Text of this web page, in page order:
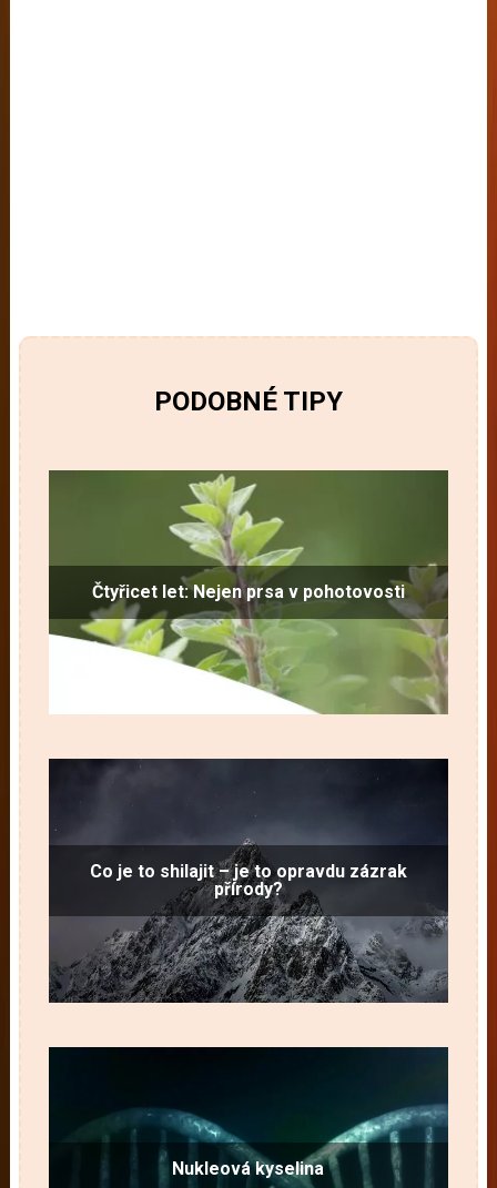
PODOBNÉ TIPY
Čtyřicet let: Nejen prsa v pohotovosti
Co je to shilajit – je to opravdu zázrak
přírody?
Nukleová kyselina